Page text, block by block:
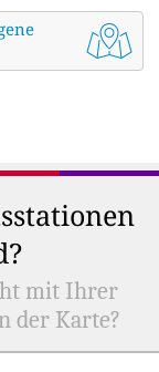
mit Ihrer
der Karte?